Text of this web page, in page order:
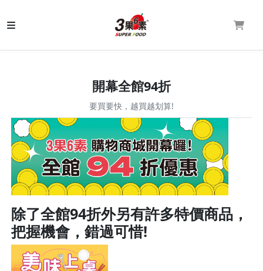
開幕全館94折
要買要快，越買越划算!
除了全館94折外另有許多特價商品，
把握機會，錯過可惜!